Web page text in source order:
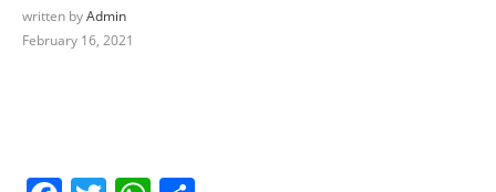
written byAdmin
February 16, 2021